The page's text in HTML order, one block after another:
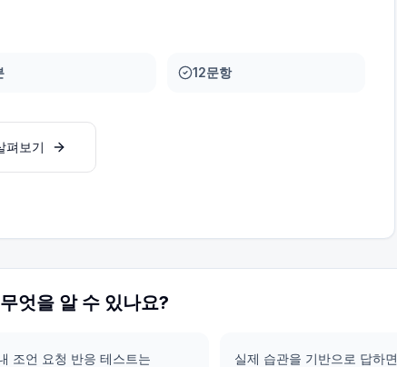
12문항
펴보기
무엇을 알 수 있나요?
조언 요청 반응 테스트는
실제 습관을 기반으로 답하면